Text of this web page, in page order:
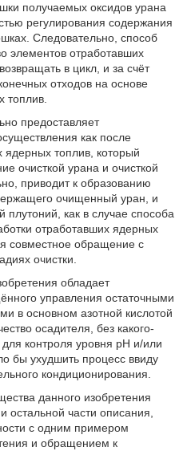
получаемых оксидов урана
регулирования содержания
Следовательно, способ
элементов отработавших
в цикл, и за счёт
отходов на основе
топлив.
предоставляет
как после
ядерных топлив, который
очисткой урана и очисткой
приводит к образованию
очищенный уран, и
как в случае способа
отработавших ядерных
совместное обращение с
очистки.
обладает
управления остаточными
в основном азотной кислотой
осадителя, без какого-
контроля уровня pH и/или
бы ухудшить процесс ввиду
кондиционирования.
данного изобретения
остальной части описания,
с одним примером
и обращением к